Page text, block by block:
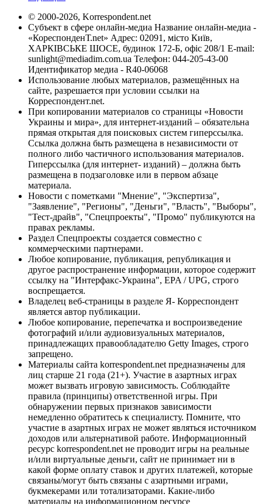
© 2000-2026, Korrespondent.net
Субъект в сфере онлайн-медиа Название онлайн-медиа -
«КореспонденТ.net» Адрес: 02091, місто Київ,
ХАРКІВСЬКЕ ШОСЕ, будинок 172-Б, офіс 208/1 E-mail:
sunlight@mediadim.com.ua Телефон: 044-205-43-00
Идентификатор медиа - R40-06068
Использование любых материалов, размещённых на
сайте, разрешается при условии ссылки на
Корреспондент.net.
При копировании материалов со страницы «Новости
Украины и мира», для интернет-изданий – обязательна
прямая открытая для поисковых систем гиперссылка.
Ссылка должна быть размещена в независимости от
полного либо частичного использования материалов.
Гиперссылка (для интернет- изданий) – должна быть
размещена в подзаголовке или в первом абзаце
материала.
Новости с пометками "Мнение", "Экспертиза",
"Заявление", "Регионы", "Деньги", "Власть", "Выборы",
"Тест-драйв", "Спецпроекты", "Промо" публикуются на
правах рекламы.
Раздел Спецпроекты создается совместно с
коммерческими партнерами.
Любое копирование, публикация, републикация и
другое распространение информации, которое содержит
ссылку на "Интерфакс-Украина", EPA / UPG, строго
воспрещается.
Владелец веб-страницы в разделе Я- Корреспондент
является автор публикации.
Любое копирование, перепечатка и воспроизведение
фотографий и/или аудиовизуальных материалов,
принадлежащих правообладателю Getty Images, строго
запрещено.
Материалы сайта korrespondent.net предназначены для
лиц старше 21 года (21+). Участие в азартных играх
может вызвать игровую зависимость. Соблюдайте
правила (принципы) ответственной игры. При
обнаружении первых признаков зависимости
немедленно обратитесь к специалисту. Помните, что
участие в азартных играх не может являться источником
доходов или альтернативой работе. Информационный
ресурс korrespondent.net не проводит игры на реальные
и/или виртуальные деньги, сайт не принимает ни в
какой форме оплату ставок и других платежей, которые
связаны/могут быть связаны с азартными играми,
букмекерами или тотализаторами. Какие-либо
материалы на информационном ресурсе